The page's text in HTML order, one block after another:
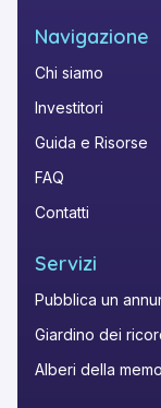
Navigazione
Chi siamo
Investitori
Guida e Risorse
FAQ
Contatti
Servizi
Pubblica un
Giardino dei
Alberi della